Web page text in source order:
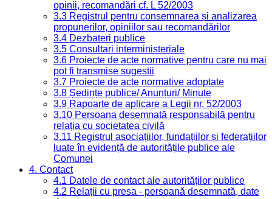
opinii, recomandări cf. L 52/2003
3.3 Registrul pentru consemnarea și analizarea
propunerilor, opiniilor sau recomandărilor
3.4 Dezbateri publice
3.5 Consultari interministeriale
3.6 Proiecte de acte normative pentru care nu mai
pot fi transmise sugestii
3.7 Proiecte de acte normative adoptate
3.8 Ședințe publice/ Anunțuri/ Minute
3.9 Rapoarte de aplicare a Legii nr. 52/2003
3.10 Persoana desemnată responsabilă pentru
relația cu societatea civilă
3.11 Registrul asociațiilor, fundațiilor și federațiilor
luate în evidență de autoritățile publice ale
Comunei
4. Contact
4.1 Datele de contact ale autorităților publice
4.2 Relații cu presa - persoană desemnată, date